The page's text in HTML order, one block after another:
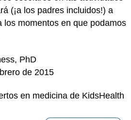
(¡a los padres incluidos!) a
los momentos en que podamos
PhD
de 2015
en medicina de KidsHealth